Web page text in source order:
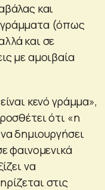
και
(όπως
και σε
με αμοιβαία
κενό γράμμα»,
ότι «η
δημιουργήσει
φαινομενικά
να
στις